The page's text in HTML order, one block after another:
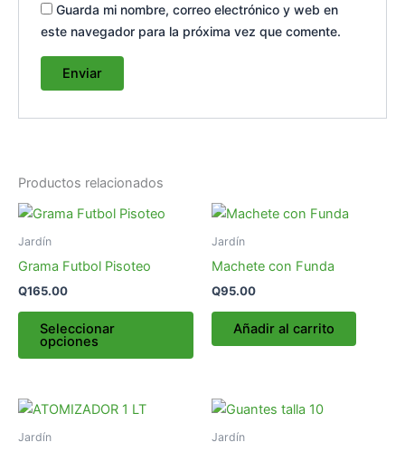
Guarda mi nombre, correo electrónico y web en
este navegador para la próxima vez que comente.
Productos relacionados
Jardín
Grama Futbol Pisoteo
Q165.00
Seleccionar
opciones
Este
producto
variantes.
opciones
elegir
Jardín
Machete con Funda
Q95.00
Añadir al carrito
Jardín Jardín